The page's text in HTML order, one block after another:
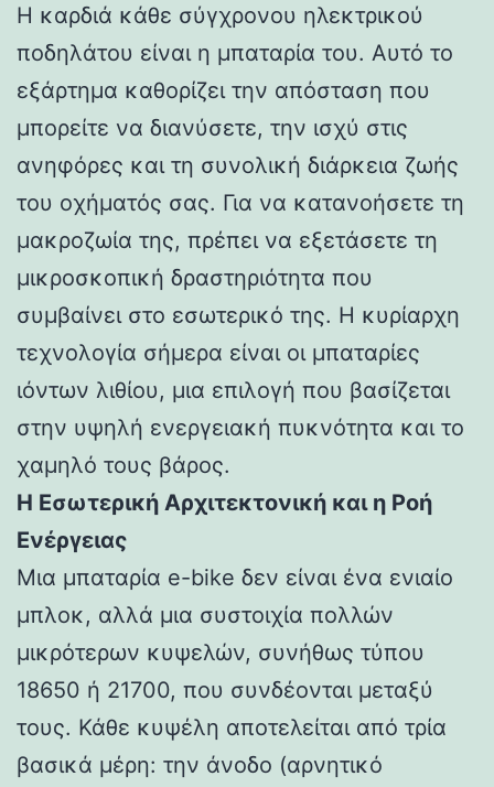
Η καρδιά κάθε σύγχρονου ηλεκτρικού
ποδηλάτου είναι η μπαταρία του. Αυτό το
εξάρτημα καθορίζει την απόσταση που
μπορείτε να διανύσετε, την ισχύ στις
ανηφόρες και τη συνολική διάρκεια ζωής
του οχήματός σας. Για να κατανοήσετε τη
μακροζωία της, πρέπει να εξετάσετε τη
μικροσκοπική δραστηριότητα που
συμβαίνει στο εσωτερικό της. Η κυρίαρχη
τεχνολογία σήμερα είναι οι μπαταρίες
ιόντων λιθίου, μια επιλογή που βασίζεται
στην υψηλή ενεργειακή πυκνότητα και το
χαμηλό τους βάρος.
Η Εσωτερική Αρχιτεκτονική και η Ροή
Ενέργειας
Μια μπαταρία e-bike δεν είναι ένα ενιαίο
μπλοκ, αλλά μια συστοιχία πολλών
μικρότερων κυψελών, συνήθως τύπου
18650 ή 21700, που συνδέονται μεταξύ
τους. Κάθε κυψέλη αποτελείται από τρία
βασικά μέρη: την άνοδο (αρνητικό